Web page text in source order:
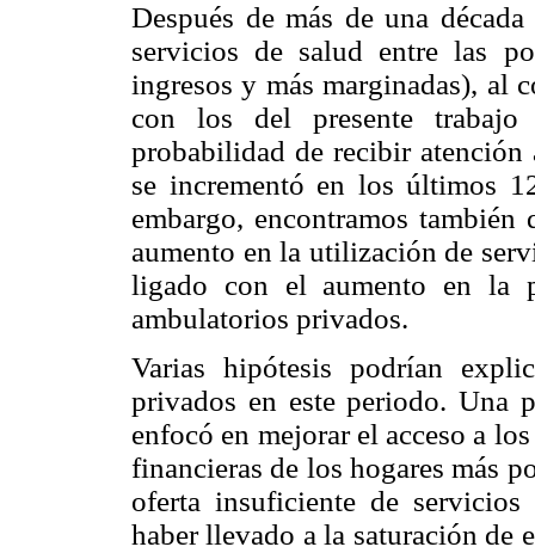
Después de más de una
servicios de salud entre las
ingresos y más marginadas), al
con los del presente
probabilidad de recibir atención
se incrementó en los últimos
embargo, encontramos
aumento en la utilización de
ligado con el aumento en la
ambulatorios privados.
Varias hipótesis podrían
privados en este periodo. Una
enfocó en mejorar el acceso a
financieras de los hogares más
oferta insuficiente de
haber llevado a la saturación de